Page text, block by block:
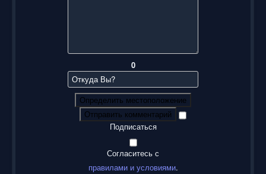
0
Определить местоположение
Отправить комментарий
Подписаться
Согласитесь с
правилами и условиями.